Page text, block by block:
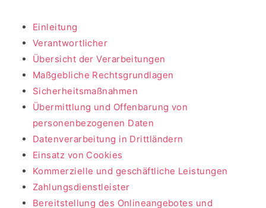
Einleitung
Verantwortlicher
Übersicht der Verarbeitungen
Maßgebliche Rechtsgrundlagen
Sicherheitsmaßnahmen
Übermittlung und Offenbarung von
personenbezogenen Daten
Datenverarbeitung in Drittländern
Einsatz von Cookies
Kommerzielle und geschäftliche Leistungen
Zahlungsdienstleister
Bereitstellung des Onlineangebotes und